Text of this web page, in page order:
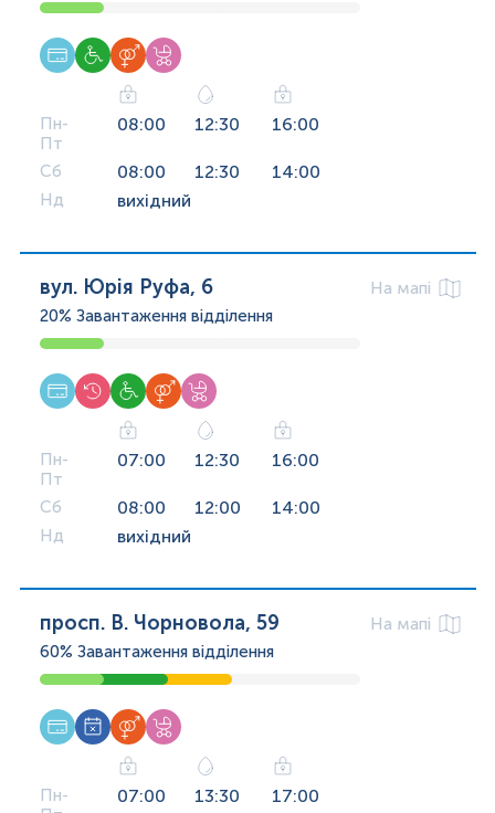
Пн-
Пт
08:00 12:30 16:00
Сб 08:00 12:30 14:00
Нд вихідний
вул. Юрія Руфа, 6
На мапі
20% Завантаження відділення
Пн-
Пт
07:00 12:30 16:00
Сб 08:00 12:00 14:00
Нд вихідний
просп. В. Чорновола, 59
На мапі
60% Завантаження відділення
Пн-
07:00 13:30 17:00